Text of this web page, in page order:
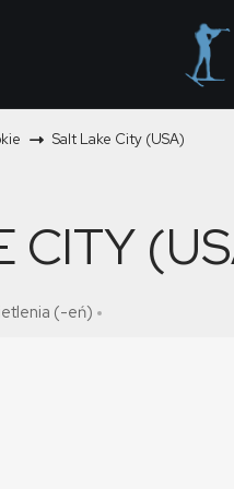
Salt Lake City (USA)
CITY
(-eń)